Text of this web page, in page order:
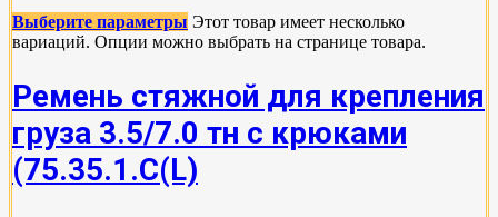
Выберите параметры Этот товар имеет несколько
вариаций. Опции можно выбрать на странице товара.
Ремень стяжной для крепления
груза 3.5/7.0 тн с крюками
(75.35.1.C(L)